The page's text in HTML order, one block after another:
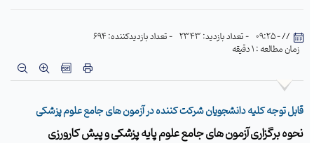
// - 09:25 - تعداد بازدید: 2343
- تعداد بازدیدکننده: 694
مطالعه : 1 دقیقه
توجه کلیه دانشجویان شرکت کننده در آزمون های جامع علوم پزشکی
برگزاری آزمون های جامع علوم پایه پزشکی و پیش کارورزی